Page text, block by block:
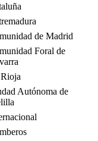
de Madrid
Foral de
Autónoma de